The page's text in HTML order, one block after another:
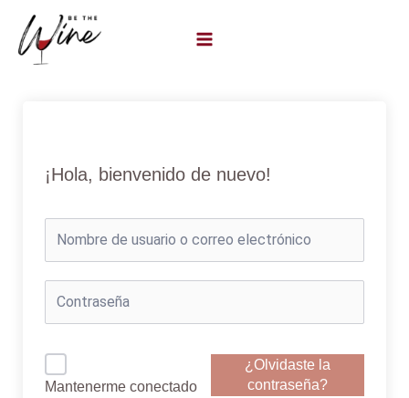
contenido
¡Hola, bienvenido de nuevo!
Mantenerme conectado
¿Olvidaste la
contraseña?